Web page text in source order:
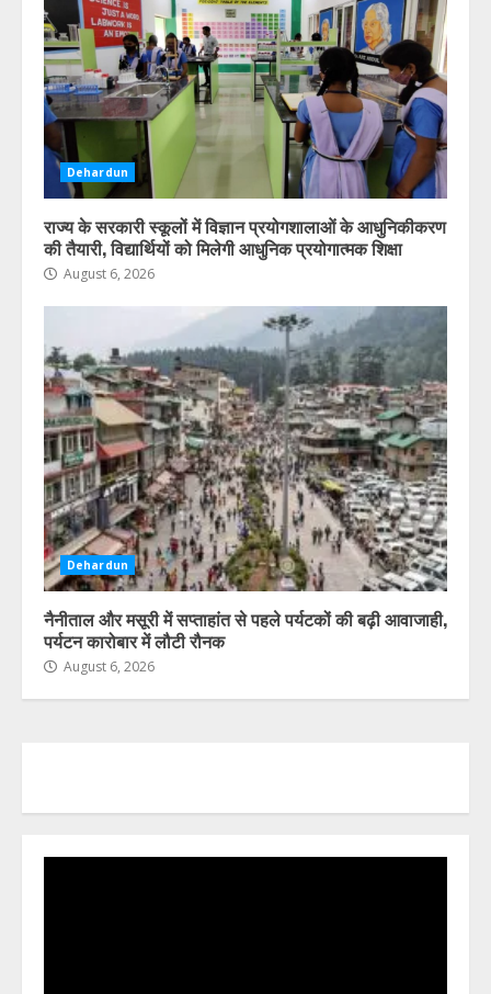
Dehardun
राज्य के सरकारी स्कूलों में विज्ञान प्रयोगशालाओं के आधुनिकीकरण
की तैयारी, विद्यार्थियों को मिलेगी आधुनिक प्रयोगात्मक शिक्षा
August 6, 2026
Dehardun
नैनीताल और मसूरी में सप्ताहांत से पहले पर्यटकों की बढ़ी आवाजाही,
पर्यटन कारोबार में लौटी रौनक
August 6, 2026